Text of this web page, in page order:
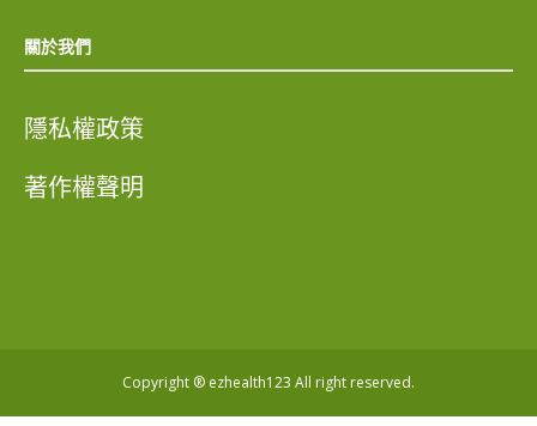
關於我們
隱私權政策
著作權聲明
Copyright ® ezhealth123 All right reserved.